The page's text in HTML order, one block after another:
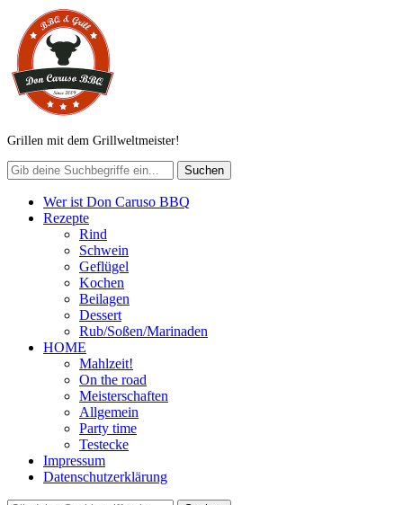
Grillen mit dem Grillweltmeister!
Wer ist Don Caruso BBQ
Rezepte
Rind
Schwein
Geflügel
Kochen
Beilagen
Dessert
Rub/Soßen/Marinaden
HOME
Mahlzeit!
On the road
Meisterschaften
Allgemein
Party time
Testecke
Impressum
Datenschutzerklärung